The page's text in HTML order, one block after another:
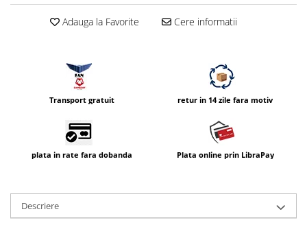
Huse protectie blitz extern
Huse protectie filtre gel
Accesorii Aparate Digitale
Carduri memorie, Cititoare
Carduri memorie
Huse protectie card memorie
Grip-uri
Adauga la Favorite Cere informatii
Transport gratuit retur in 14 zile fara motiv
plata in rate fara dobanda Plata online prin LibraPay
Descriere